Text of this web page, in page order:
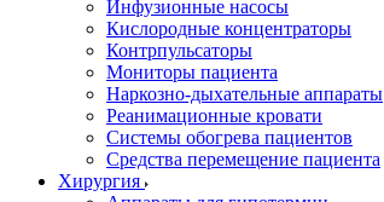
Инфузионные насосы
Кислородные концентраторы
Контрпульсаторы
Мониторы пациента
Наркозно-дыхательные аппараты
Реанимационные кровати
Системы обогрева пациентов
Средства перемещение пациента
Хирургия